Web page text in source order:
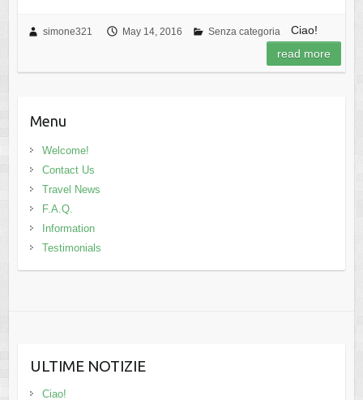
simone321 May 14, 2016 Senza categoria
Ciao!
read more
Menu
Welcome!
Contact Us
Travel News
F.A.Q.
Information
Testimonials
ULTIME NOTIZIE
Ciao!